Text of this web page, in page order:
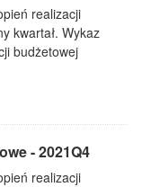
realizacji
kwartał. Wykaz
budżetowej
- 2021Q4
realizacji